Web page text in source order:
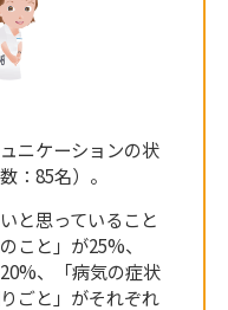
ニケーションの状
：85名）。
と思っていること
こと」が25%、
、「病気の症状
ごと」がそれぞれ